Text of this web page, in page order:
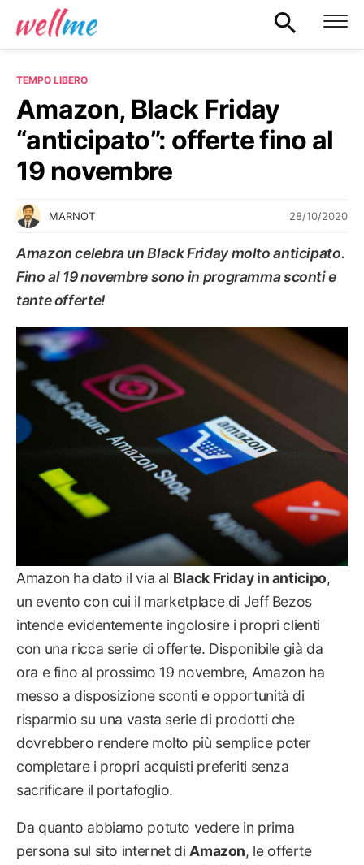
TEMPO LIBERO
Amazon, Black Friday
“anticipato”: offerte fino al
19 novembre
MARNOT 28/10/2020
Amazon celebra un Black Friday molto anticipato.
Fino al 19 novembre sono in programma sconti e
tante offerte!
TEMPO LIBERO
Amazon ha dato il via al Black Friday in anticipo,
un evento con cui il marketplace di Jeff Bezos
intende evidentemente ingolosire i propri clienti
con una ricca serie di offerte. Disponibile già da
ora e fino al prossimo 19 novembre, Amazon ha
messo a disposizione sconti e opportunità di
risparmio su una vasta serie di prodotti che
dovrebbero rendere molto più semplice poter
completare i propri acquisti preferiti senza
sacrificare il portafoglio.
Da quanto abbiamo potuto vedere in prima
persona sul sito internet diAmazon, le offerte